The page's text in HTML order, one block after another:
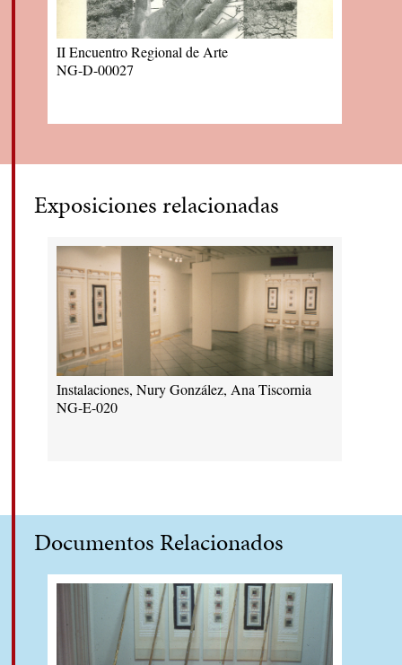
II Encuentro Regional de Arte
NG-D-00027
Exposiciones relacionadas
Instalaciones, Nury González, Ana Tiscornia
NG-E-020
Documentos Relacionados